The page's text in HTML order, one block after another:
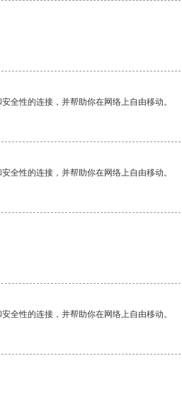
全性的连接，并帮助你在网络上自由移动。
全性的连接，并帮助你在网络上自由移动。
全性的连接，并帮助你在网络上自由移动。